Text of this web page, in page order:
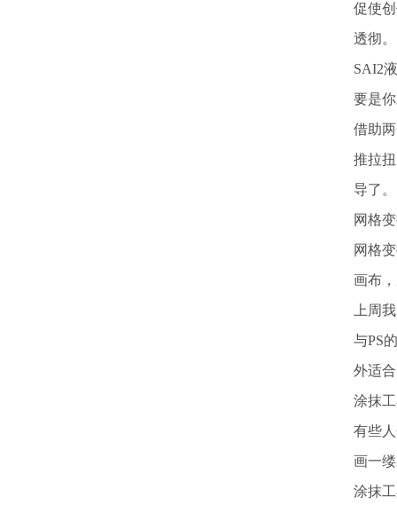
促使
透彻。
SAI2
要是
借助
推拉
导了。
网格
网格
画布
上周
与PS
外适
涂抹
有些
画一
涂抹